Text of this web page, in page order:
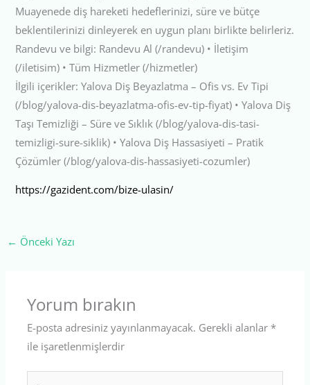
Muayenede diş hareketi hedeflerinizi, süre ve bütçe
beklentilerinizi dinleyerek en uygun planı birlikte belirleriz.
Randevu ve bilgi: Randevu Al (/randevu) • İletişim
(/iletisim) • Tüm Hizmetler (/hizmetler)
İlgili içerikler: Yalova Diş Beyazlatma – Ofis vs. Ev Tipi
(/blog/yalova-dis-beyazlatma-ofis-ev-tip-fiyat) • Yalova Diş
Taşı Temizliği – Süre ve Sıklık (/blog/yalova-dis-tasi-
temizligi-sure-siklik) • Yalova Diş Hassasiyeti – Pratik
Çözümler (/blog/yalova-dis-hassasiyeti-cozumler)
https://gazident.com/bize-ulasin/
← Önceki Yazı
Yorum bırakın
E-posta adresiniz yayınlanmayacak. Gerekli alanlar *
ile işaretlenmişlerdir